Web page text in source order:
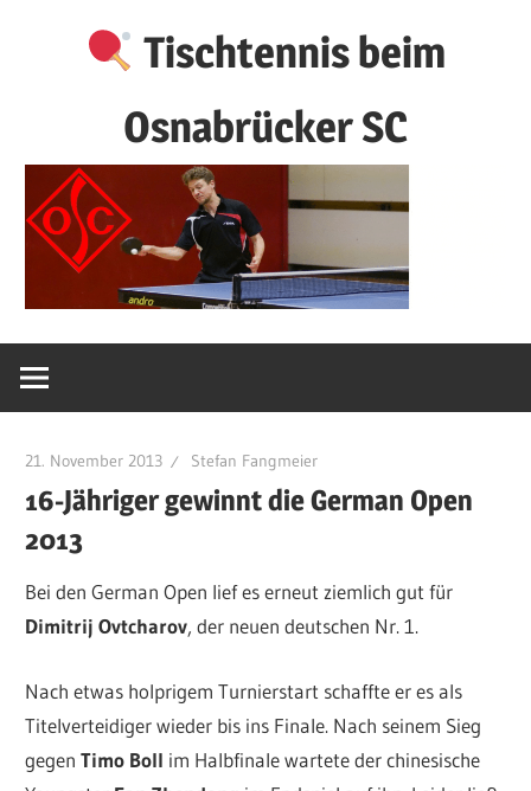
Tischtennis beim
Osnabrücker SC
21. November 2013 Stefan Fangmeier
16-Jähriger gewinnt die German Open
2013
Bei den German Open lief es erneut ziemlich gut für
Dimitrij Ovtcharov, der neuen deutschen Nr. 1.
Nach etwas holprigem Turnierstart schaffte er es als
Titelverteidiger wieder bis ins Finale. Nach seinem Sieg
gegenTimo Boll im Halbfinale wartete der chinesische